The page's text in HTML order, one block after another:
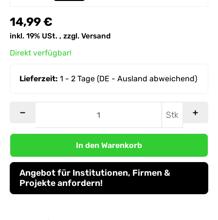
14,99 €
inkl. 19% USt. , zzgl. Versand
Direkt verfügbar!
Lieferzeit:1 - 2 Tage (DE - Ausland abweichend)
Stk
In den Warenkorb
Angebot für Institutionen, Firmen &
Projekte anfordern!